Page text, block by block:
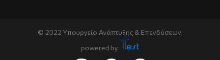
© 2022 Υπουργείο Ανάπτυξης & Επενδύσεων,
powered by